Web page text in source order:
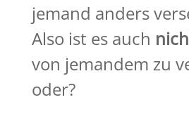
jemand anders
Also ist es auch
von jemandem zu
oder?